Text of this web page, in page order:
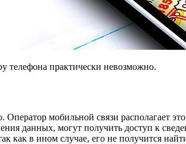
телефона практически невозможно.
Оператор мобильной связи
данных, могут получить доступ к
как в ином случае, его не получится